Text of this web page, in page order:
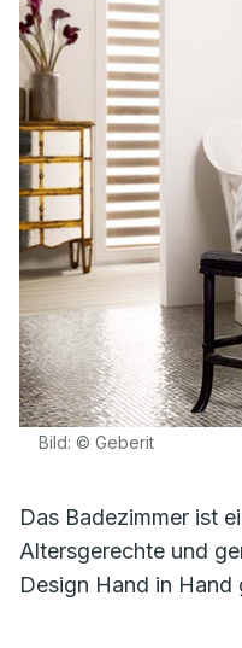
Bild: © Geberit
Das Badezimmer ist
Altersgerechte und
Design Hand in Hand